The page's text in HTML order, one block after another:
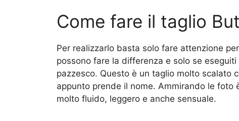
Come fare il taglio
Per realizzarlo basta solo fare attenzione
possono fare la differenza e solo se
pazzesco. Questo è un taglio molto scalato
appunto prende il nome. Ammirando le
molto fluido, leggero e anche sensuale.